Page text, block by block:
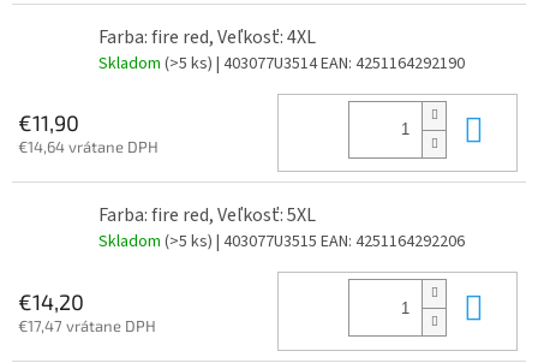
Farba: fire red, Veľkosť: 4XL
Skladom (>5 ks) | 403077U3514EAN: 4251164292190
€11,90
€14,64 vrátane DPH
Farba: fire red, Veľkosť: 5XL
Skladom (>5 ks) | 403077U3515 EAN: 4251164292206
€14,20
€17,47 vrátane DPH